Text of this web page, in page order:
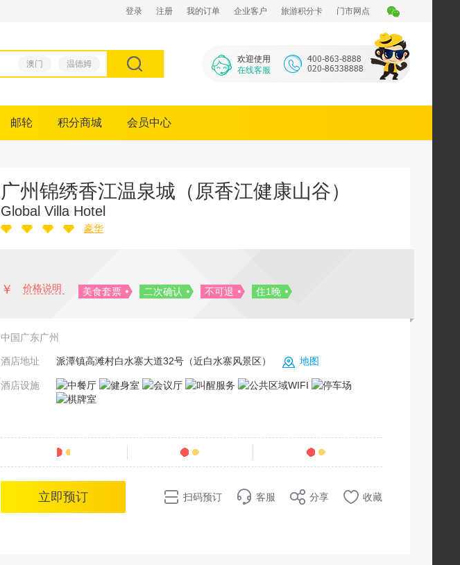
登录 注册 我的订单 企业客户 旅游积分卡 门市网点
澳门 温德姆
欢迎使用
在线客服
邮轮 积分商城 会员中心
广州锦绣香江温泉城（原香江健康山谷）
Global Villa Hotel
豪华
￥ 价格说明 美食套票 二次确认 不可退 住1晚
中国广东广州
酒店地址 派潭镇高滩村白水寨大道32号（近白水寨风景区） 地图
酒店设施
分 条点评 96 销量
立即预订 扫码预订 客服 分享 收藏